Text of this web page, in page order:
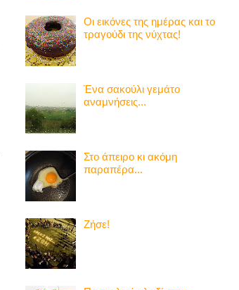
Οι εικόνες της ημέρας και το
τραγούδι της νύχτας!
Ένα σακούλι γεμάτο
αναμνήσεις...
Στο άπειρο κι ακόμη
παραπέρα...
Ζήσε!